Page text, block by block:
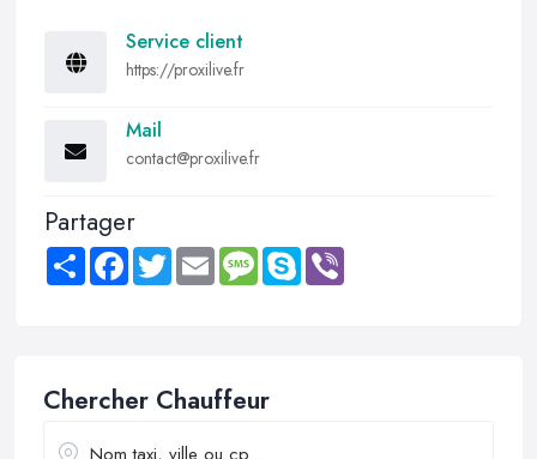
Service client
https://proxilive.fr
Mail
contact@proxilive.fr
Partager
Share FacebookTwitter Email MessageSkype
Chercher Chauffeur